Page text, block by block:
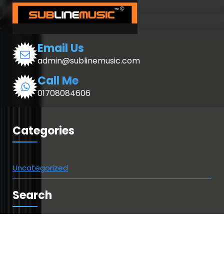
Email Us
admin@sublinemusic.com
Call Me
01708084606
Categories
Uncategorized
Search